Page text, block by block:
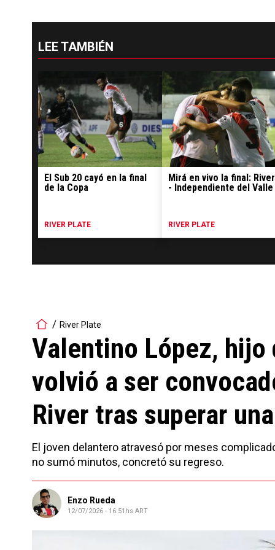
LEE TAMBIÉN
El Sub 20 cayó en la final
de la Copa
RIVER PLATE
Mirá en vivo la final: River
- Independiente del Valle
RIVER PLATE
River Plate
Valentino López, hijo
volvió a ser
River tras superar
El joven delantero atravesó por meses
no sumó minutos, concretó su regreso.
Enzo Rueda
12/07/2026 - 16:51hs ART